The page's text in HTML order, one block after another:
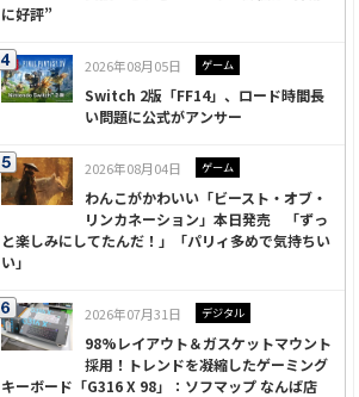
に好評”
2026年08月05日 ゲーム
Switch 2版「FF14」、ロード時間長
い問題に公式がアンサー
2026年08月04日 ゲーム
わんこがかわいい「ビースト・オブ・
リンカネーション」本日発売 「ずっ
と楽しみにしてたんだ！」「パリィ多めで気持ちい
い」
2026年07月31日 デジタル
98%レイアウト＆ガスケットマウント
採用！トレンドを凝縮したゲーミング
キーボード「G316 X 98」：ソフマップ なんば店